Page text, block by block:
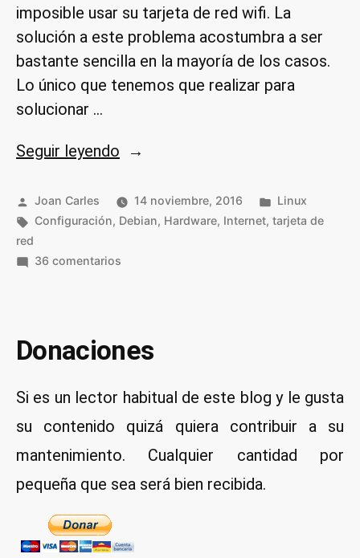
imposible usar su tarjeta de red wifi. La
solución a este problema acostumbra a ser
bastante sencilla en la mayoría de los casos.
Lo único que tenemos que realizar para
solucionar …
Seguir leyendo «Instalar
drivers
de
tarjeta
wifi
Debian»
Publicado
por
Joan Carles 14 noviembre, 2016
Publicado
en
Linux
Etiquetas:
Configuración, Debian, Hardware, Internet,tarjeta de
red
36 comentarios
nuestra
de
red
en
Debian
Donaciones
Si es un lector habitual de este blog y le gusta
su contenido quizá quiera contribuir a su
mantenimiento. Cualquier cantidad por
pequeña que sea será bien recibida.